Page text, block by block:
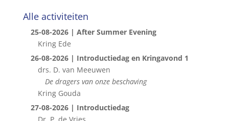
Alle activiteiten
25-08-2026 | After Summer Evening
Kring Ede
26-08-2026 | Introductiedag en Kringavond 1
drs. D. van Meeuwen
De dragers van onze beschaving
Kring Gouda
27-08-2026 | Introductiedag